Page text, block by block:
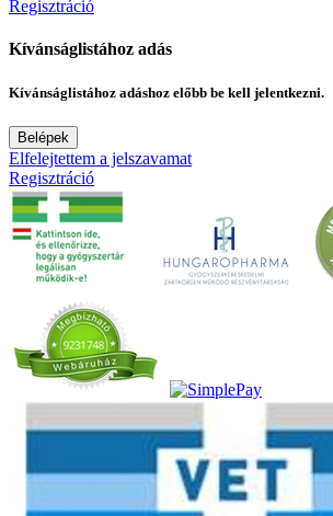
Regisztráció
Kívánságlistához adás
Kívánságlistához adáshoz előbb be kell jelentkezni.
Belépek
Elfelejtettem a jelszavamat
Regisztráció